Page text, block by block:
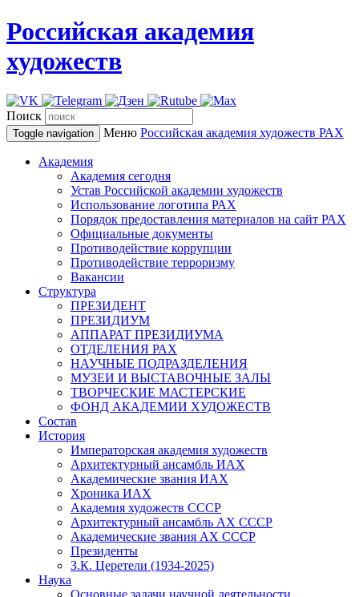
Российская академия
художеств
Поиск
Toggle navigation Меню Российская академия художеств РАХ
Академия
Академия сегодня
Устав Российской академии художеств
Использование логотипа РАХ
Порядок предоставления материалов на сайт РАХ
Официальные документы
Противодействие коррупции
Противодействие терроризму
Вакансии
Структура
ПРЕЗИДЕНТ
ПРЕЗИДИУМ
АППАРАТ ПРЕЗИДИУМА
ОТДЕЛЕНИЯ РАХ
НАУЧНЫЕ ПОДРАЗДЕЛЕНИЯ
МУЗЕИ И ВЫСТАВОЧНЫЕ ЗАЛЫ
ТВОРЧЕСКИЕ МАСТЕРСКИЕ
ФОНД АКАДЕМИИ ХУДОЖЕСТВ
Состав
История
Императорская академия художеств
Архитектурный ансамбль ИАХ
Академические звания ИАХ
Хроника ИАХ
Академия художеств СССР
Архитектурный ансамбль АХ СССР
Академические звания АХ СССР
Президенты
З.К. Церетели (1934-2025)
Наука
Основные задачи научной деятельности